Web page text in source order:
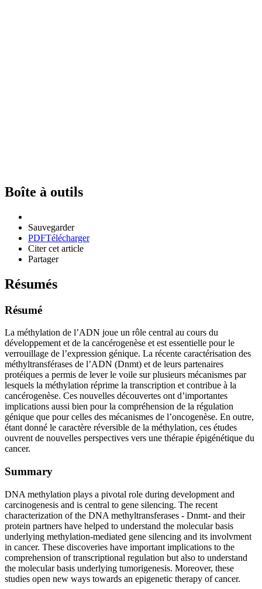
Boîte à outils
Sauvegarder
PDFTélécharger
Citer cet article
Partager
Résumés
Résumé
La méthylation de l’ADN joue un rôle central au cours du
développement et de la cancérogenèse et est essentielle pour le
verrouillage de l’expression génique. La récente caractérisation des
méthyltransférases de l’ADN (Dnmt) et de leurs partenaires
protéiques a permis de lever le voile sur plusieurs mécanismes par
lesquels la méthylation réprime la transcription et contribue à la
cancérogenèse. Ces nouvelles découvertes ont d’importantes
implications aussi bien pour la compréhension de la régulation
génique que pour celles des mécanismes de l’oncogenèse. En outre,
étant donné le caractère réversible de la méthylation, ces études
ouvrent de nouvelles perspectives vers une thérapie épigénétique du
cancer.
Summary
DNA methylation plays a pivotal role during development and
carcinogenesis and is central to gene silencing. The recent
characterization of the DNA methyltransferases - Dnmt- and their
protein partners have helped to understand the molecular basis
underlying methylation-mediated gene silencing and its involvment
in cancer. These discoveries have important implications to the
comprehension of transcriptional regulation but also to understand
the molecular basis underlying tumorigenesis. Moreover, these
studies open new ways towards an epigenetic therapy of cancer.